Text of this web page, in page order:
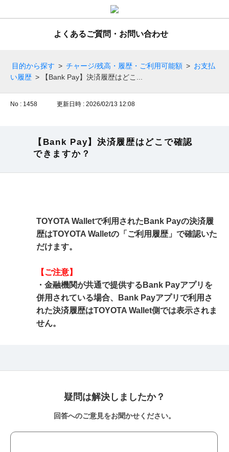
よくあるご質問・お問い合わせ
目的から探す > チャージ/残高・履歴・ご利用可能額 > お支払
い履歴 > 【Bank Pay】決済履歴はどこ...
No : 1458 更新日時 : 2026/02/13 12:08
【Bank Pay】決済履歴はどこで確認
できますか？
TOYOTA Walletで利用されたBank Payの決済履
歴はTOYOTA Walletの「ご利用履歴」で確認いた
だけます。
【ご注意】
・金融機関が共通で提供するBank Payアプリを
併用されている場合、Bank Payアプリで利用さ
れた決済履歴はTOYOTA Wallet側では表示されま
せん。
疑問は解決しましたか？
回答へのご意見をお聞かせください。